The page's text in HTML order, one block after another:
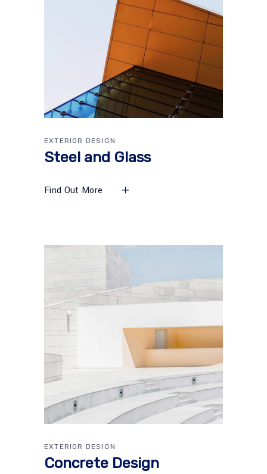
EXTERIOR DESIGN
Steel and Glass
Find Out More
EXTERIOR DESIGN
Concrete Design